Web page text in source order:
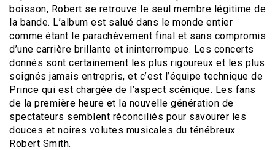
boisson, Robert se retrouve le seul membre légitime de
la bande. L’album est salué dans le monde entier
comme étant le parachèvement final et sans compromis
d’une carrière brillante et ininterrompue. Les concerts
donnés sont certainement les plus rigoureux et les plus
soignés jamais entrepris, et c’est l’équipe technique de
Prince qui est chargée de l’aspect scénique. Les fans
de la première heure et la nouvelle génération de
spectateurs semblent réconciliés pour savourer les
douces et noires volutes musicales du ténébreux
Robert Smith.